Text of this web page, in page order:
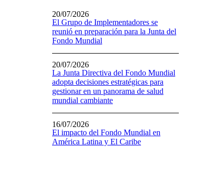
El Grupo de Implementadores se
reunió en preparación para la Junta del
Fondo Mundial
20/07/2026
La Junta Directiva del Fondo Mundial
adopta decisiones estratégicas para
gestionar en un panorama de salud
mundial cambiante
20/07/2026
El impacto del Fondo Mundial en
América Latina y El Caribe
16/07/2026